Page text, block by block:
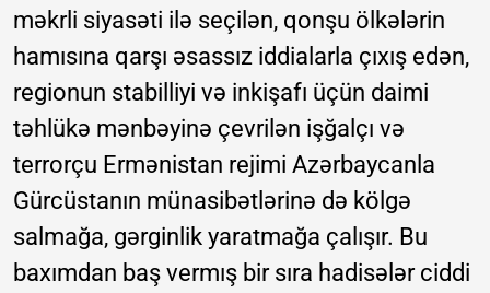
məkrli siyasəti ilə seçilən, qonşu ölkələrin
hamısına qarşı əsassız iddialarla çıxış edən,
regionun stabilliyi və inkişafı üçün daimi
təhlükə mənbəyinə çevrilən işğalçı və
terrorçu Ermənistan rejimi Azərbaycanla
Gürcüstanın münasibətlərinə də kölgə
salmağa, gərginlik yaratmağa çalışır. Bu
baxımdan baş vermış bir sıra hadisələr ciddi